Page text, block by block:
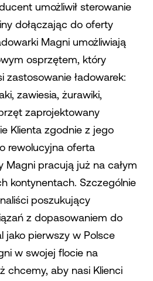
umożliwił sterowanie
dołączając do oferty
Magni umożliwiają
osprzętem, który
zastosowanie ładowarek:
zawiesia, żurawiki,
zaprojektowany
Klienta zgodnie z jego
rewolucyjna oferta
Magni pracują już na całym
kontynentach. Szczególnie
poszukujący
z dopasowaniem do
jako pierwszy w Polsce
w swojej flocie na
chcemy, aby nasi Klienci